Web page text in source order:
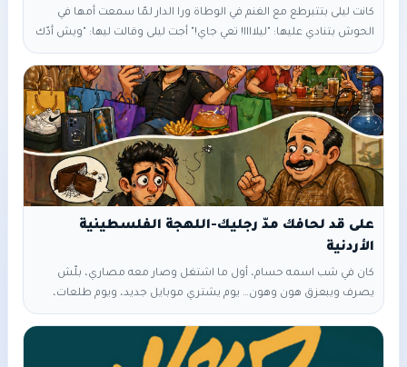
كانت ليلى بتتبرطع مع الغنم في الوطاة ورا الدار لمّا سمعت أمها في
الحوش بتنادي عليها: "ليلاااا! تعي جاي!" أجت ليلى وقالت ليها: "ويش أدّك
يمّا؟" قالت أمها: "خذي هاللّبنات وديهن لجدّتكي تمرسهن عشان ودنا
نطبخ منسف بكرى" ردّت ليلى: "حاظر يمّا". أخذت ليلى اللّبنات بالسّلة
وبدت تمشي وهيّه تهيجن, ومافي شوي ولاّ ليلى بتسمع صوت بقول
ليها: "قوكي ياخيّة!" اتطلّعت وقالت: "قويت, بس منو
على قد لحافك مدّ رجليك-اللهجة الفلسطينية
الأردنية
كان في شب اسمه حسام، أول ما اشتغل وصار معه مصاري، بلّش
يصرف ويبعزق هون وهون… يوم يشتري موبايل جديد، ويوم طلعات،
وقعدات كل يوم. أبوه نصحه وقاله: “يا ابني، على قد لحافك مدّ رجليك…
بكرا بتفلّس وبيبطّل معاك مصاري.” بس حسام قال: “يلا عادي، الراتب
جاي كل شهر!” ومع الوقت، صار يتداين من صحابه، وبطّل يكفيه الراتب